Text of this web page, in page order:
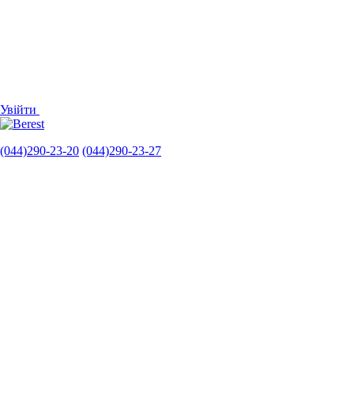
Увійти
(044)290-23-20 (044)290-23-27